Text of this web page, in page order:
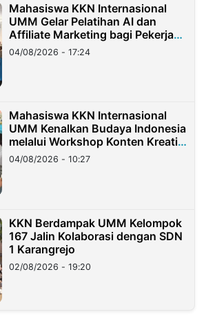
Mahasiswa KKN Internasional
UMM Gelar Pelatihan AI dan
Affiliate Marketing bagi Pekerja
Migran Indonesia di Taiwan
04/08/2026 - 17:24
Mahasiswa KKN Internasional
UMM Kenalkan Budaya Indonesia
melalui Workshop Konten Kreatif
di Taiwan
04/08/2026 - 10:27
KKN Berdampak UMM Kelompok
167 Jalin Kolaborasi dengan SDN
1 Karangrejo
02/08/2026 - 19:20